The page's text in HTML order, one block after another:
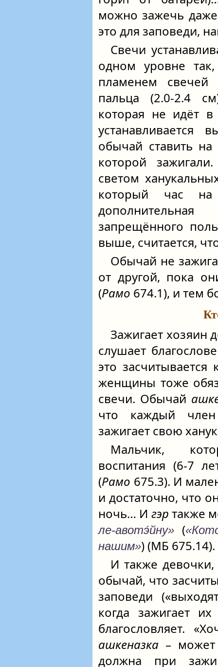
можно зажечь
это для заповеди,
Свечи
одном уровне
пламенем
пальца (2.0-2.4
которая не идёт в
устанавливается
обычай ставить
которой
светом
который час
запрещённого
выше, считается,
Обычай не
от другой, пока
(Рамо 674.1), и тем
Зажигает хозяин
слушает
это
женщины тоже
свечи. Обычай
что каждый
зажигает свою
Мальчик,
воспитания (6-7
(Рамо 675.3). И
и достаточно, что
ночь… И гэр также
ле-авотэ́йну» (
нашим») (МБ 675.14).
И также
обычай, что
заповеди
когда зажигает
благословляет.
ашкеназка – может
должна при